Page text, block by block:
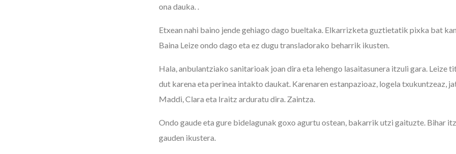
ona dauka. .
Etxean nahi baino jende gehiago dago bueltaka. Elkarrizketa guztietatik pixka bat
Baina Leize ondo dago eta ez dugu transladorako beharrik ikusten.
Hala, anbulantziako sanitarioak joan dira eta lehengo lasaitasunera itzuli gara. Leize
dut karena eta perinea intakto daukat. Karenaren estanpazioaz, logela txukuntzeaz,
Maddi, Clara eta Iraitz arduratu dira. Zaintza.
Ondo gaude eta gure bidelagunak goxo agurtu ostean, bakarrik utzi gaituzte. Bihar
gauden ikustera.